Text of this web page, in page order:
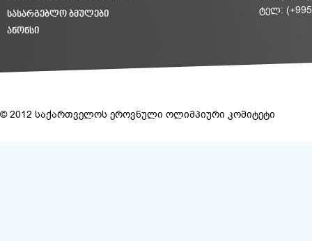
ᲡᲐᲡᲐᲠᲒᲔᲑᲚᲝ ᲑᲛᲣᲚᲔᲑᲘ
ᲐᲜᲝᲜᲡᲘ
ტელ: (+995
© 2012 საქართველოს ეროვნული ოლიმპიური კომიტეტი